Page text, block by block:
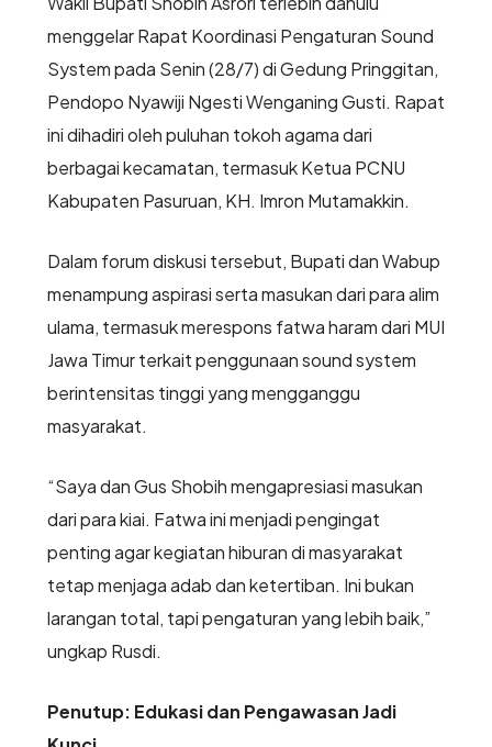
menggelar Rapat Koordinasi Pengaturan Sound
System pada Senin (28/7) di Gedung Pringgitan,
Pendopo Nyawiji Ngesti Wenganing Gusti. Rapat
ini dihadiri oleh puluhan tokoh agama dari
berbagai kecamatan, termasuk Ketua PCNU
Kabupaten Pasuruan, KH. Imron Mutamakkin.
Dalam forum diskusi tersebut, Bupati dan Wabup
menampung aspirasi serta masukan dari para alim
ulama, termasuk merespons fatwa haram dari MUI
Jawa Timur terkait penggunaan sound system
berintensitas tinggi yang mengganggu
masyarakat.
“Saya dan Gus Shobih mengapresiasi masukan
dari para kiai. Fatwa ini menjadi pengingat
penting agar kegiatan hiburan di masyarakat
tetap menjaga adab dan ketertiban. Ini bukan
larangan total, tapi pengaturan yang lebih baik,”
ungkap Rusdi.
Penutup: Edukasi dan Pengawasan Jadi